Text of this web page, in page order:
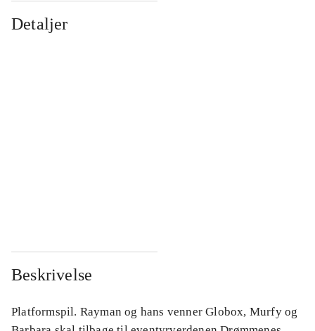
Detaljer
Beskrivelse
Platformspil. Rayman og hans venner Globox, Murfy og